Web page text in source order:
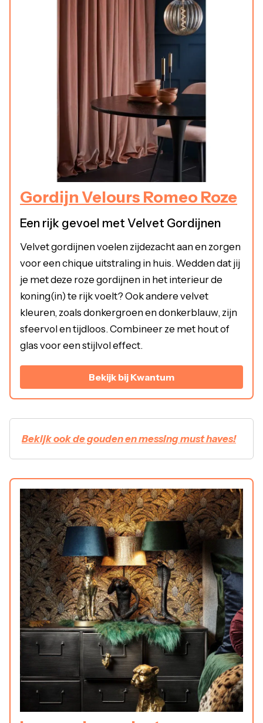
Gordijn Velours Romeo Roze
Een rijk gevoel met Velvet Gordijnen
Velvet gordijnen voelen zijdezacht aan en zorgen
voor een chique uitstraling in huis. Wedden dat jij
je met deze roze gordijnen in het interieur de
koning(in) te rijk voelt? Ook andere velvet
kleuren, zoals donkergroen en donkerblauw, zijn
sfeervol en tijdloos. Combineer ze met hout of
glas voor een stijlvol effect.
Bekijk bij Kwantum
Bekijk ook de gouden en messing must haves!